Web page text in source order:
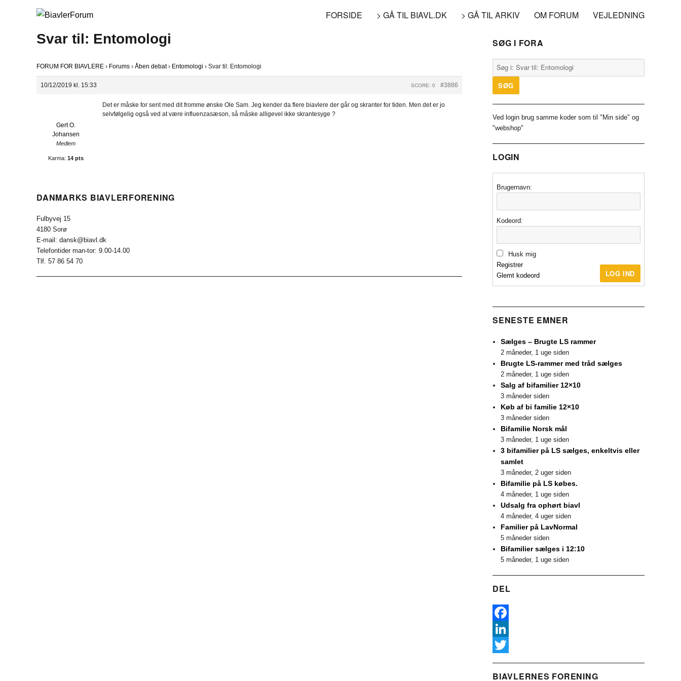
FORSIDE > GÅ TIL BIAVL.DK > GÅ TIL ARKIV OM FORUM VEJLEDNING
Svar til: Entomologi
FORUM FOR BIAVLERE › Forums › Åben debat › Entomologi › Svar til: Entomologi
10/12/2019 kl. 15:33 #3886
SCORE: 0
Gert O.
Johansen
Medlem
Karma: 14 pts
Det er måske for sent med dit fromme ønske Ole Sam. Jeg kender da flere biavlere der går og skranter for tiden. Men det er jo
selvfølgelig også ved at være influenzasæson, så måske alligevel ikke skrantesyge ?
DANMARKS BIAVLERFORENING
Fulbyvej 15
4180 Sorø
E-mail: dansk@biavl.dk
Telefontider man-tor: 9.00-14.00
Tlf. 57 86 54 70
SØG I FORA
Ved login brug samme koder som til "Min side" og
"webshop"
LOGIN
Brugernavn:
Kodeord:
Husk mig
LOG IND
Registrer
Glemt kodeord
SENESTE EMNER
Sælges – Brugte LS rammer
2 måneder, 1 uge siden
Brugte LS-rammer med tråd sælges
2 måneder, 1 uge siden
Salg af bifamilier 12×10
3 måneder siden
Køb af bi familie 12×10
3 måneder siden
Bifamilie Norsk mål
3 måneder, 1 uge siden
3 bifamilier på LS sælges, enkeltvis eller
samlet
3 måneder, 2 uger siden
Bifamilie på LS købes.
4 måneder, 1 uge siden
Udsalg fra ophørt biavl
4 måneder, 4 uger siden
Familier på LavNormal
5 måneder siden
Bifamilier sælges i 12:10
5 måneder, 1 uge siden
DEL
F
a
e
L
nw
BIAVLERNES FORENING